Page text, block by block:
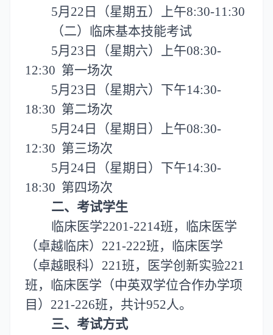
5月22日（星期五）上午8:30-11:30
（二）临床基本技能考试
5月23日（星期六）上午08:30-
12:30 第一场次
5月23日（星期六）下午14:30-
18:30 第二场次
5月24日（星期日）上午08:30-
12:30 第三场次
5月24日（星期日）下午14:30-
18:30 第四场次
二、考试学生
临床医学2201-2214班，临床医学
（卓越临床）221-222班，临床医学
（卓越眼科）221班，医学创新实验221
班，临床医学（中英双学位合作办学项
目） 221-226班， 共计952人。
三、考试方式